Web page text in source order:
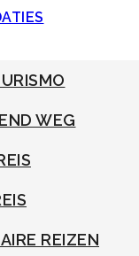
WEG
REIZEN